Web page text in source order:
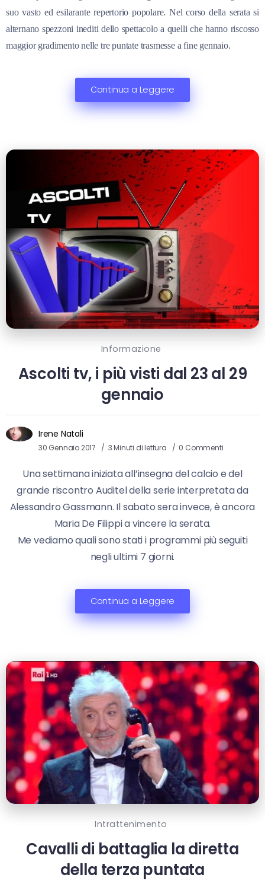
suo vasto ed esilarante repertorio popolare. Nel corso della serata si
alternano spezzoni inediti dello spettacolo a quelli che hanno riscosso
maggior gradimento nelle tre puntate trasmesse a fine gennaio.
Continua a Leggere
Informazione
Ascolti tv, i più visti dal 23 al 29
gennaio
Irene Natali
30 Gennaio 2017 3 Minuti di lettura 0 Commenti
Una settimana iniziata all’insegna del calcio e del
grande riscontro Auditel della serie interpretata da
Alessandro Gassmann. Il sabato sera invece, è ancora
Maria De Filippi a vincere la serata.
Me vediamo quali sono stati i programmi più seguiti
negli ultimi 7 giorni.
Continua a Leggere
Intrattenimento
Cavalli di battaglia la diretta
della terza puntata